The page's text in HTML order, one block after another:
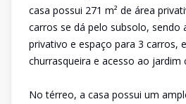
casa possui 271 m² de área
carros se dá pelo subsolo, sendo
privativo e espaço para 3 carros,
churrasqueira e acesso ao jardim
No térreo, a casa possui um